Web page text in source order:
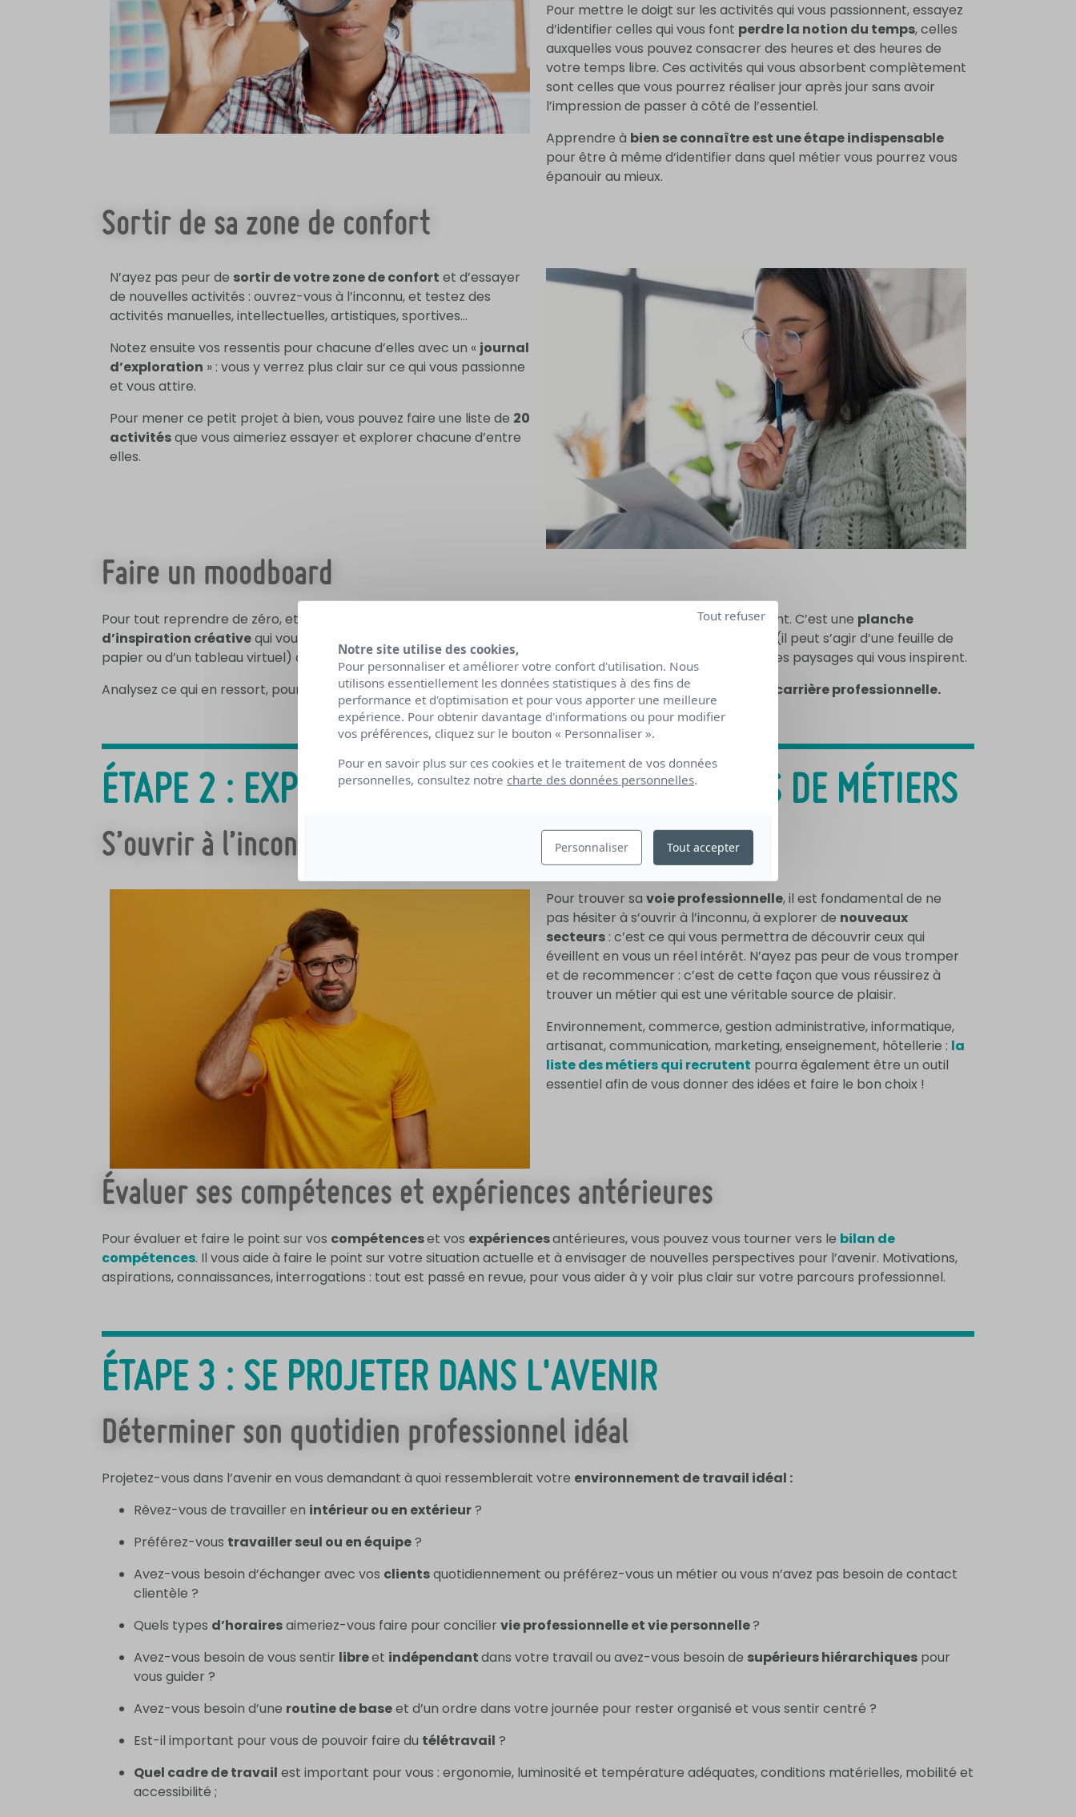
Pour mettre le doigt sur les activités qui vous passionnent, essayez
d’identifier celles qui vous font perdre la notion du temps, celles
auxquelles vous pouvez consacrer des heures et des heures de
votre temps libre. Ces activités qui vous absorbent complètement
sont celles que vous pourrez réaliser jour après jour sans avoir
l’impression de passer à côté de l’essentiel.
Apprendre à bien se connaître est une étape indispensable
pour être à même d’identifier dans quel métier vous pourrez vous
épanouir au mieux.
Sortir de sa zone de confort
N’ayez pas peur de sortir de votre zone de confort et d’essayer
de nouvelles activités : ouvrez-vous à l’inconnu, et testez des
activités manuelles, intellectuelles, artistiques, sportives…
Notez ensuite vos ressentis pour chacune d’elles avec un « journal
d’exploration » : vous y verrez plus clair sur ce qui vous passionne
et vous attire.
Pour mener ce petit projet à bien, vous pouvez faire une liste de 20
activitésque vous aimeriez essayer et explorer chacune d’entre
elles.
Faire un moodboard
Pour tout reprendre de zéro, et est un outil très intéressant. C’est une planche
d’inspiration créativequi vous permet d’avancer dans la bonne direction. Il suffit de coller sur un tableau (il peut s’agir d’une feuille de
papier ou d’un tableau virtuel) des images, des citations, des phrases, des couleurs, des motifs, des objets, des paysages qui vous inspirent.
Analysez ce qui en ressort, pour en dégager des tendances qui vous accompagneront vers votre
nouvelle carrière professionnelle.
ÉTAPE 2 : EXPLORER LES DIFFÉRENTS SECTEURS DE MÉTIERS
S’ouvrir à l’inconnu
Pour trouver sa voie professionnelle, il est fondamental de ne
pas hésiter à s’ouvrir à l’inconnu, à explorer de nouveaux
secteurs : c’est ce qui vous permettra de découvrir ceux qui
éveillent en vous un réel intérêt. N’ayez pas peur de vous tromper
et de recommencer : c’est de cette façon que vous réussirez à
trouver un métier qui est une véritable source de plaisir.
Environnement, commerce, gestion administrative, informatique,
artisanat, communication, marketing, enseignement, hôtellerie : la
liste des métiers qui recrutent pourra également être un outil
essentiel afin de vous donner des idées et faire le bon choix !
Évaluer ses compétences et expériences antérieures
Pour évaluer et faire le point sur vos compétenceset vos expériencesantérieures, vous pouvez vous tourner vers le bilan de
compétences. Il vous aide à faire le point sur votre situation actuelle et à envisager de nouvelles perspectives pour l’avenir. Motivations,
aspirations, connaissances, interrogations : tout est passé en revue, pour vous aider à y voir plus clair sur votre parcours professionnel.
ÉTAPE 3 : SE PROJETER DANS L'AVENIR
Déterminer son quotidien professionnel idéal
Projetez-vous dans l’avenir en vous demandant à quoi ressemblerait votre environnement de travail idéal :
Rêvez-vous de travailler en intérieur ou en extérieur?
Préférez-vous travailler seul ou en équipe?
Avez-vous besoin d’échanger avec vos clientsquotidiennement ou préférez-vous un métier ou vous n’avez pas besoin de contact
clientèle ?
Quels types d’horairesaimeriez-vous faire pour concilier vie professionnelle et vie personnelle?
Avez-vous besoin de vous sentir libreet indépendantdans votre travail ou avez-vous besoin de supérieurs hiérarchiques pour
vous guider ?
Avez-vous besoin d’une routine de baseet d’un ordre dans votre journée pour rester organisé et vous sentir centré ?
Est-il important pour vous de pouvoir faire du télétravail ?
Quel cadre de travail est important pour vous : ergonomie, luminosité et température adéquates, conditions matérielles, mobilité et
accessibilité ;
Notre site utilise des cookies,
Pour personnaliser et améliorer votre confort d'utilisation. Nous
utilisons essentiellement les données statistiques à des fins de
performance et d'optimisation et pour vous apporter une meilleure
expérience. Pour obtenir davantage d'informations ou pour modifier
vos préférences, cliquez sur le bouton « Personnaliser ».
Pour en savoir plus sur ces cookies et le traitement de vos données
personnelles, consultez notre charte des données personnelles.
Personnaliser
Tout refuser
Tout accepter